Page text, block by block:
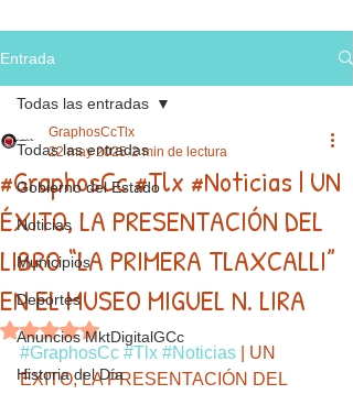
Entrada
Todas las entradas
Gobierno del Estado
Noticias
Municipios
Deportes
Anuncios MktDigitalGCc
Historia del Día
Todas las entradas
#GraphosCc #Tlx #Noticias | UN
ÉXITO, LA PRESENTACIÓN DEL
LIBRO “LA PRIMERA TLAXCALLI”
EN EL MUSEO MIGUEL N. LIRA
GraphosCcTlx
22 may 2025 2 min de lectura
Obtuvo NaN de 5 estrellas.
#GraphosCc #Tlx #Noticias | UN
ÉXITO, LA PRESENTACIÓN DEL